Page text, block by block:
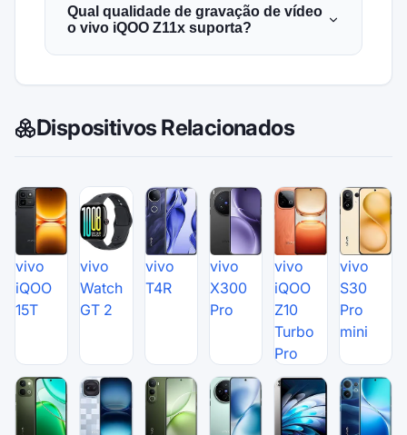
Qual qualidade de gravação de vídeo
o vivo iQOO Z11x suporta?
Dispositivos Relacionados
vivo
iQOO
15T
vivo
Watch
GT 2
vivo
T4R
vivo
X300
Pro
vivo
iQOO
Z10
Turbo
Pro
vivo
S30
Pro
mini